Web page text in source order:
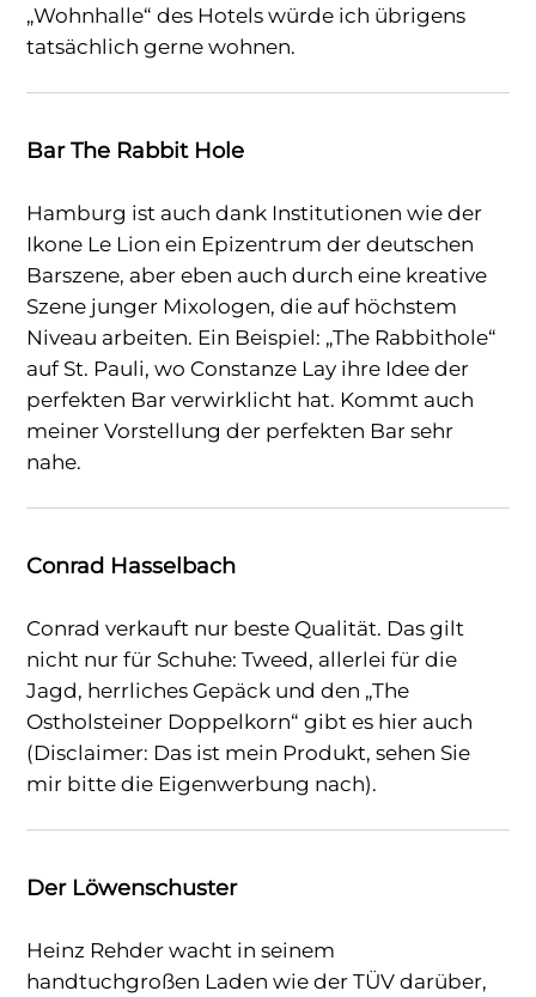
„Wohnhalle“ des Hotels würde ich übrigens
tatsächlich gerne wohnen.
Bar The Rabbit Hole
Hamburg ist auch dank Institutionen wie der
Ikone Le Lion ein Epizentrum der deutschen
Barszene, aber eben auch durch eine kreative
Szene junger Mixologen, die auf höchstem
Niveau arbeiten. Ein Beispiel: „The Rabbithole“
auf St. Pauli, wo Constanze Lay ihre Idee der
perfekten Bar verwirklicht hat. Kommt auch
meiner Vorstellung der perfekten Bar sehr
nahe.
Conrad Hasselbach
Conrad verkauft nur beste Qualität. Das gilt
nicht nur für Schuhe: Tweed, allerlei für die
Jagd, herrliches Gepäck und den „The
Ostholsteiner Doppelkorn“ gibt es hier auch
(Disclaimer: Das ist mein Produkt, sehen Sie
mir bitte die Eigenwerbung nach).
Der Löwenschuster
Heinz Rehder wacht in seinem
handtuchgroßen Laden wie der TÜV darüber,